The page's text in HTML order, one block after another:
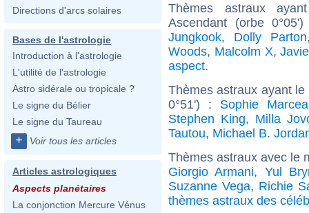
Directions d'arcs solaires
Bases de l'astrologie
Introduction à l'astrologie
L'utilité de l'astrologie
Astro sidérale ou tropicale ?
Le signe du Bélier
Le signe du Taureau
+ Voir tous les articles
Articles astrologiques
Aspects planétaires
La conjonction Mercure Vénus
Thèmes astraux
Ascendant (orbe
Jungkook, Dolly Parton
Woods, Malcolm X,
aspect.
Thèmes astraux ayant
0°51') : Sophie
Stephen King, Milla
Tautou, Michael B.
Thèmes astraux avec le
Giorgio Armani, Yul
Suzanne Vega, Richie
thèmes astraux des